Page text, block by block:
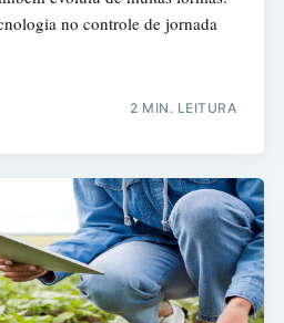
no controle de jornada
2 MIN. LEITURA